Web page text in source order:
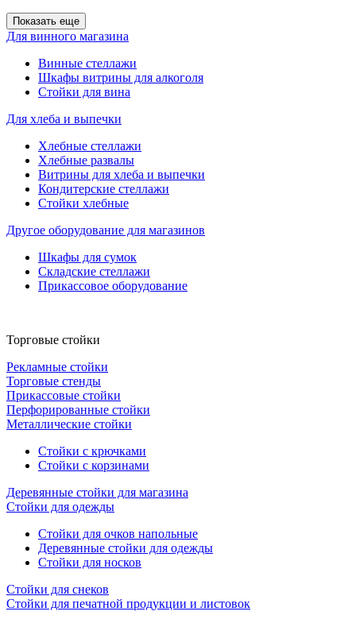
Показать еще
Для винного магазина
Винные стеллажи
Шкафы витрины для алкоголя
Стойки для вина
Для хлеба и выпечки
Хлебные стеллажи
Хлебные развалы
Витрины для хлеба и выпечки
Кондитерские стеллажи
Стойки хлебные
Другое оборудование для магазинов
Шкафы для сумок
Складские стеллажи
Прикассовое оборудование
Торговые стойки
Рекламные стойки
Торговые стенды
Прикассовые стойки
Перфорированные стойки
Металлические стойки
Стойки с крючками
Стойки с корзинами
Деревянные стойки для магазина
Стойки для одежды
Стойки для очков напольные
Деревянные стойки для одежды
Стойки для носков
Стойки для снеков
Стойки для печатной продукции и листовок